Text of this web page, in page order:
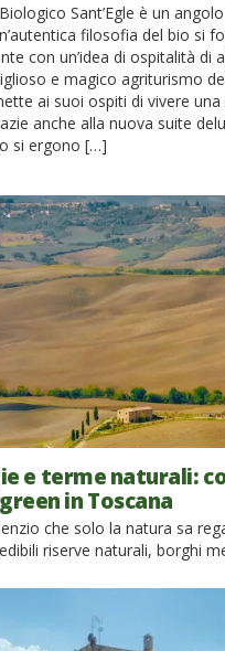
Sant’Egle è un
filosofia del bio si
con un’idea di ospitalità di
e magico agriturismo
ai suoi ospiti di vivere una
anche alla nuova suite
si ergono […]
e terme naturali:
in Toscana
che solo la natura sa
riserve naturali, borghi
di sorgenti di acque calde e
di sciare. Siete pronti a
di Toscana durante […]